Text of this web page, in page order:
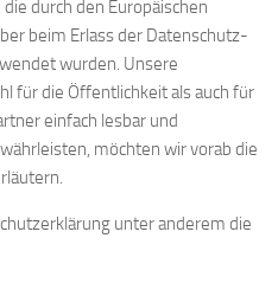
durch den Europäischen
beim Erlass der Datenschutz-
wurden. Unsere
für die Öffentlichkeit als auch für
einfach lesbar und
möchten wir vorab die
unter anderem die